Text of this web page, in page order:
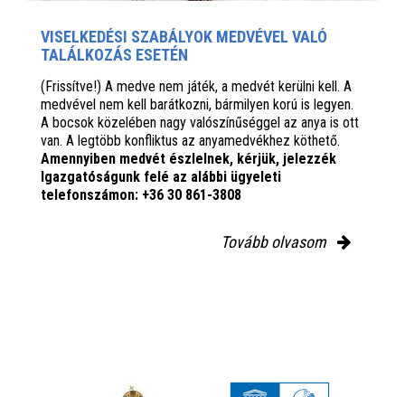
VISELKEDÉSI SZABÁLYOK MEDVÉVEL VALÓ
TALÁLKOZÁS ESETÉN
(Frissítve!) A medve nem játék, a medvét kerülni kell. A
medvével nem kell barátkozni, bármilyen korú is legyen.
A bocsok közelében nagy valószínűséggel az anya is ott
van. A legtöbb konfliktus az anyamedvékhez köthető.
Amennyiben medvét észlelnek, kérjük, jelezzék
Igazgatóságunk felé az alábbi ügyeleti
telefonszámon: +36 30 861-3808
Tovább olvasom